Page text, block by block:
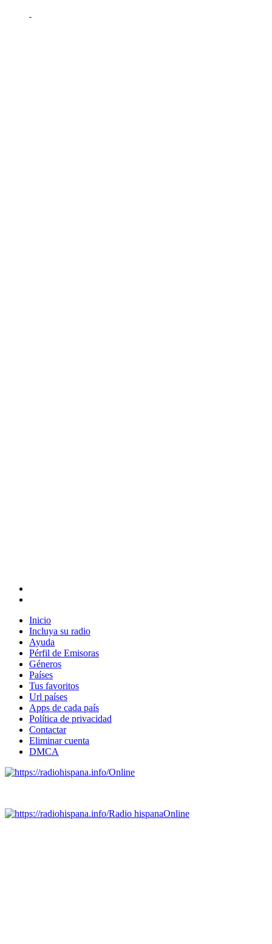
Inicio
Incluya su radio
Ayuda
Pérfil de Emisoras
Géneros
Países
Tus favoritos
Url países
Apps de cada país
Política de privacidad
Contactar
Eliminar cuenta
DMCA
Online
Radio hispanaOnline